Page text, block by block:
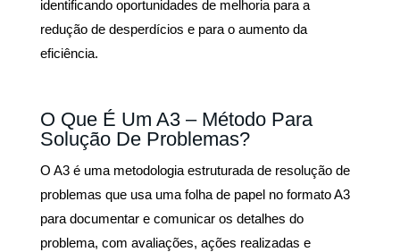
identificando oportunidades de melhoria para a
redução de desperdícios e para o aumento da
eficiência.
O Que É Um A3 – Método Para
Solução De Problemas?
O A3 é uma metodologia estruturada de resolução de
problemas que usa uma folha de papel no formato A3
para documentar e comunicar os detalhes do
problema, com avaliações, ações realizadas e